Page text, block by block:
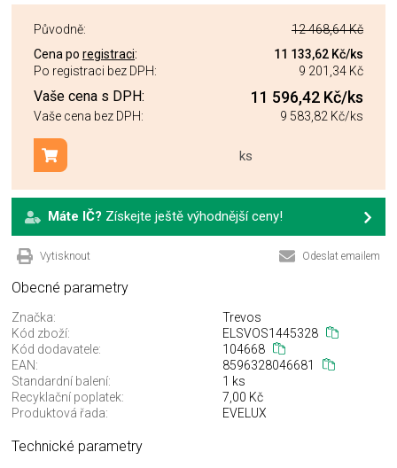
Původně:
12 468,64 Kč
Cena po registraci: 11 133,62 Kč/ks
Po registraci bez DPH:
9 201,34 Kč
Vaše cena s DPH: 11 596,42 Kč/ks
Vaše cena bez DPH: 9 583,82 Kč/ks
ks
Přidat do košíku
Máte IČ? Získejte ještě výhodnější ceny!
Vytisknout Odeslat emailem
Obecné parametry
Značka:
Trevos
Kód zboží:
ELSVOS1445328
Kód dodavatele:
104668
EAN:
8596328046681
Standardní balení:
1 ks
Recyklační poplatek:
7,00 Kč
Produktová řada:
EVELUX
Technické parametry